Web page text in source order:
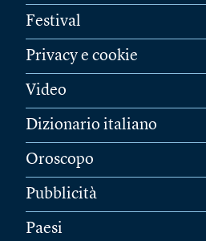
Festival
Privacy e cookie
Video
Dizionario italiano
Oroscopo
Pubblicità
Paesi